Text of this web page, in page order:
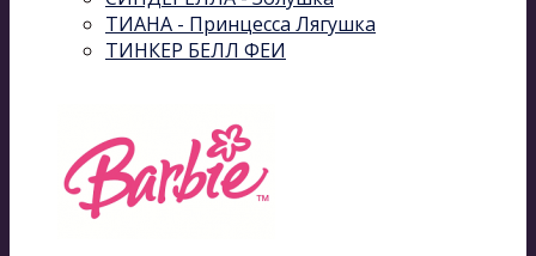
ТИАНА - Принцесса Лягушка
ТИНКЕР БЕЛЛ ФЕИ